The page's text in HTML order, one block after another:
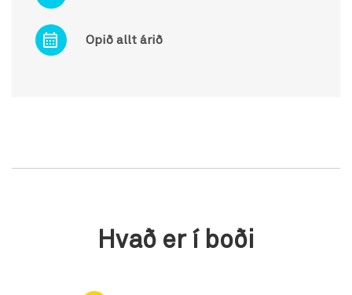
Opið allt árið
Hvað er í boði